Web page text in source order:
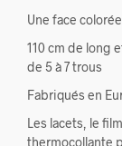
Une face
110 cm de long
de 5 à 7 trous
Fabriqués en
Les lacets, le
thermocollante